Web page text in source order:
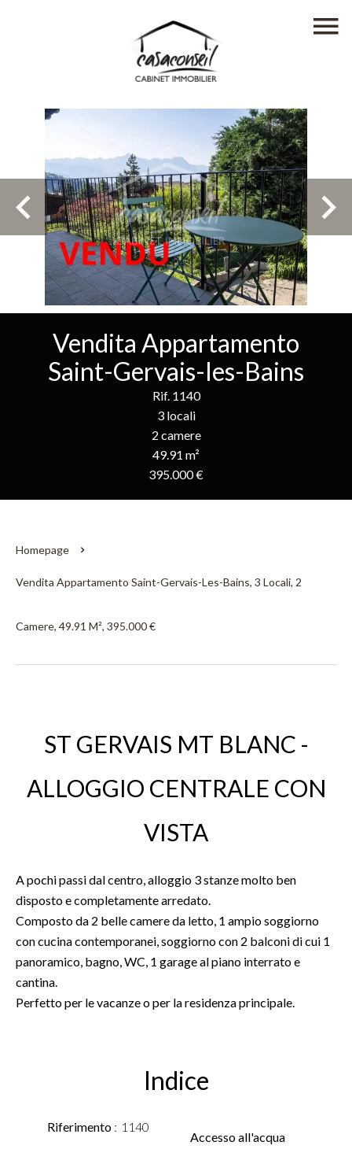
Vendita Appartamento
Saint-Gervais-les-Bains
Rif. 1140
3 locali
2 camere
49.91 m²
395.000 €
Homepage
Vendita Appartamento Saint-Gervais-Les-Bains, 3 Locali, 2
Camere, 49.91 M², 395.000 €
ST GERVAIS MT BLANC -
ALLOGGIO CENTRALE CON
VISTA
A pochi passi dal centro, alloggio 3 stanze molto ben
disposto e completamente arredato.
Composto da 2 belle camere da letto, 1 ampio soggiorno
con cucina contemporanei, soggiorno con 2 balconi di cui 1
panoramico, bagno, WC, 1 garage al piano interrato e
cantina.
Perfetto per le vacanze o per la residenza principale.
Indice
Riferimento 1140
Accesso all'acqua